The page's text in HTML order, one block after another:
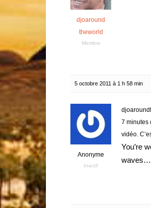
djoaround
theworld
Membre
5 octobre 2011 à 1 h 58 min
Anonyme
Inactif
7 minutes
vidéo.
You’re
waves…